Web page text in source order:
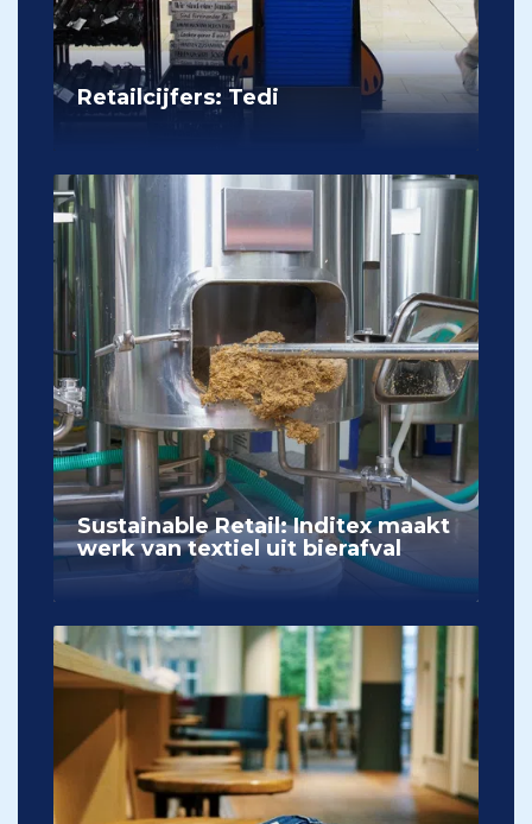
Retailcijfers: Tedi
Sustainable Retail: Inditex maakt
werk van textiel uit bierafval